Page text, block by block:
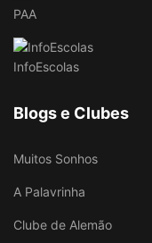
PAA
InfoEscolas
Blogs e Clubes
Muitos Sonhos
A Palavrinha
Clube de Alemão